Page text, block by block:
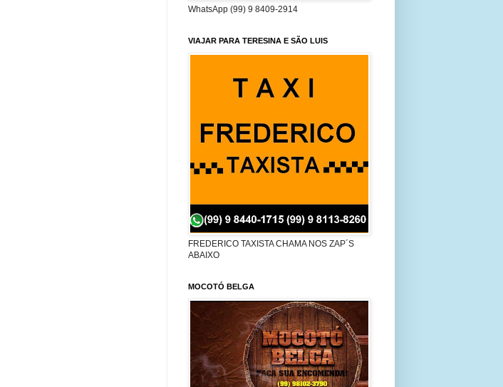
WhatsApp (99) 9 8409-2914
VIAJAR PARA TERESINA E SÃO LUIS
FREDERICO TAXISTA CHAMA NOS ZAP´S
ABAIXO
MOCOTÓ BELGA